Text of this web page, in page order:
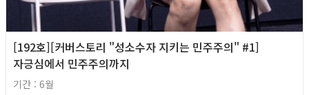
[192호][커버스토리 "성소수자 지키는 민주주의" #1]
자긍심에서 민주주의까지
기간 : 6월